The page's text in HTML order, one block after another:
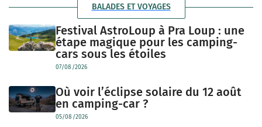
BALADES ET VOYAGES
Festival AstroLoup à Pra Loup : une
étape magique pour les camping-
cars sous les étoiles
07/08/2026
Où voir l’éclipse solaire du 12 août
en camping-car ?
05/08/2026